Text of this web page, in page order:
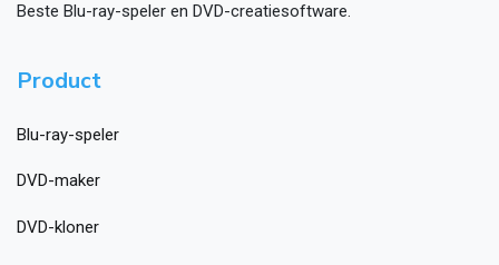
Beste Blu-ray-speler en DVD-creatiesoftware.
Product
Blu-ray-speler
DVD-maker
DVD-kloner